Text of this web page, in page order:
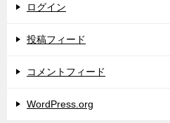
ログイン
投稿フィード
コメントフィード
WordPress.org